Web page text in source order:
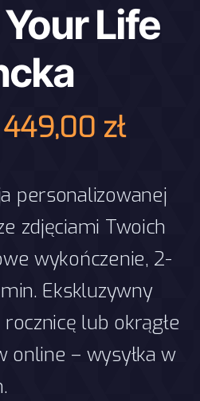
Life
449,00 złZakres
229,00
do
personalizowanej
zdjęciami Twoich
wykończenie, 2-
Ekskluzywny
lub okrągłe
online – wysyłka w